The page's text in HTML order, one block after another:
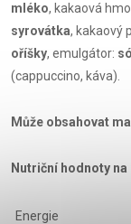
mléko, kakaová
syrovátka, kakaový
oříšky, emulgátor:
(cappuccino, káva).
Může obsahovat
Nutriční hodnoty na
Energie